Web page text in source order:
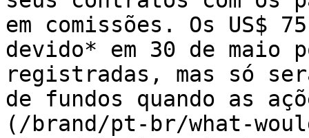
em comissões. Os
devido* em 30 de maio
registradas, mas só
de fundos quando as
(/brand/pt-br/what-